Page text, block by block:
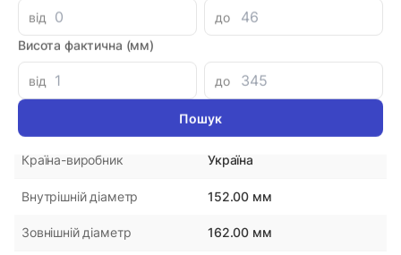
від
до
Висота фактична (мм)
від до
Параметри
Артикул 1621526,2DA101H-PU
DMH
Країна-виробник Україна
Внутрішній діаметр 152.00 мм
Зовнішній діаметр 162.00 мм